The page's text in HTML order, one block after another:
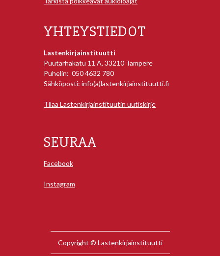
YHTEYSTIEDOT
Lastenkirjainstituutti
Puutarhakatu 11 A, 33210 Tampere
Puhelin: 050 4632 780
Sähköposti: info(a)lastenkirjainstituutti.fi
Tilaa Lastenkirjainstituutin uutiskirje
SEURAA
Facebook
Instagram
Copyright © Lastenkirjainstituutti